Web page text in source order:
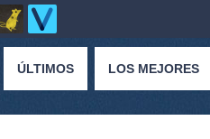
ÚLTIMOS LOS MEJORES